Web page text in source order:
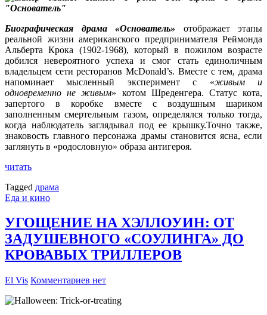
Биографическая драма «Основатель» отображает этапы
реальной жизни американского предпринимателя Реймонда
Альберта Крока (1902-1968), который в пожилом возрасте
добился невероятного успеха и смог стать единоличным
владельцем сети ресторанов McDonald’s. Вместе с тем, драма
напоминает мысленный эксперимент с «живым и
одновременно не живым» котом Шреденгера. Статус кота,
запертого в коробке вместе с воздушным шариком
заполненным смертельным газом, определялся только тогда,
когда наблюдатель заглядывал под ее крышку.Точно также,
знаковость главного персонажа драмы становится ясна, если
заглянуть в «родословную» образа антигероя.
читать
Tagged драма
Еда и кино
УГОЩЕНИЕ НА ХЭЛЛОУИН: ОТ
ЗАДУШЕВНОГО «СОУЛИНГА» ДО
КРОВАВЫХ ТРИЛЛЕРОВ
El Vis Комментариев нет